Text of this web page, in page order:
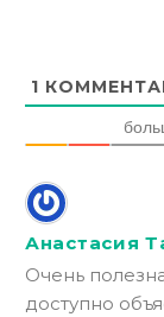
1
Анастасия
Очень
доступно